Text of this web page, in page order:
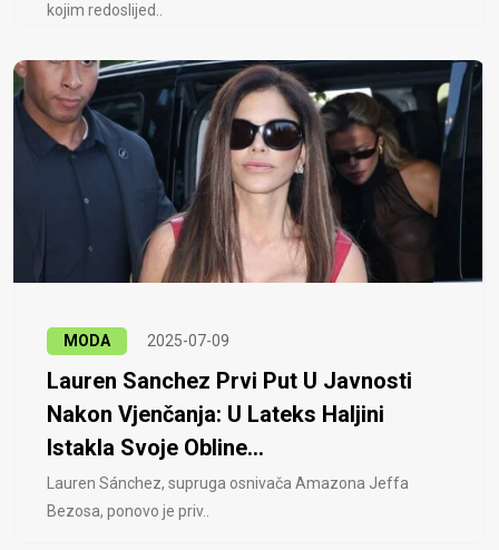
kojim redoslijed..
MODA 2025-07-09
Lauren Sanchez Prvi Put U Javnosti
Nakon Vjenčanja: U Lateks Haljini
Istakla Svoje Obline...
Lauren Sánchez, supruga osnivača Amazona Jeffa
Bezosa, ponovo je priv..